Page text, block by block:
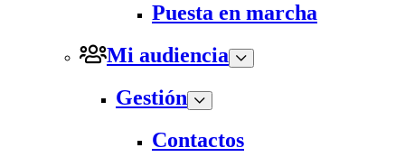
Puesta en marcha
Mi audiencia
Gestión
Contactos